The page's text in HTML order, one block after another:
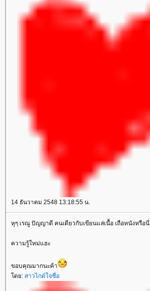
14 ธันวาคม 2548 13:18:55 น.
หุๆ เรณู ปัญญาดี คนเดียวกับเขียนแล่เนื้อ เถือหนังหรือนี่
ความรู้ใหม่แฮะ
ขอบคุณมากนะค้า
ดย: สาวไกด์ใจซื่อ